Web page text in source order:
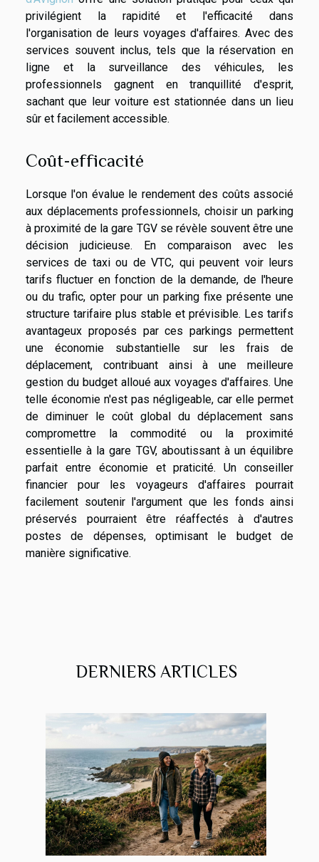
privilégient la rapidité et l'efficacité dans
l'organisation de leurs voyages d'affaires. Avec des
services souvent inclus, tels que la réservation en
ligne et la surveillance des véhicules, les
professionnels gagnent en tranquillité d'esprit,
sachant que leur voiture est stationnée dans un lieu
sûr et facilement accessible.
Coût-efficacité
Lorsque l'on évalue le rendement des coûts associé
aux déplacements professionnels, choisir un parking
à proximité de la gare TGV se révèle souvent être une
décision judicieuse. En comparaison avec les
services de taxi ou de VTC, qui peuvent voir leurs
tarifs fluctuer en fonction de la demande, de l'heure
ou du trafic, opter pour un parking fixe présente une
structure tarifaire plus stable et prévisible. Les tarifs
avantageux proposés par ces parkings permettent
une économie substantielle sur les frais de
déplacement, contribuant ainsi à une meilleure
gestion du budget alloué aux voyages d'affaires. Une
telle économie n'est pas négligeable, car elle permet
de diminuer le coût global du déplacement sans
compromettre la commodité ou la proximité
essentielle à la gare TGV, aboutissant à un équilibre
parfait entre économie et praticité. Un conseiller
financier pour les voyageurs d'affaires pourrait
facilement soutenir l'argument que les fonds ainsi
préservés pourraient être réaffectés à d'autres
postes de dépenses, optimisant le budget de
manière significative.
DERNIERS ARTICLES